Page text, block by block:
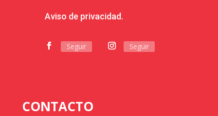
Aviso de privacidad.
Seguir Seguir
CONTACTO